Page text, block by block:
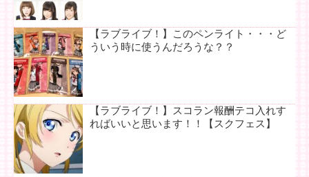
【ラブライブ！】このペンライト・・・ど
ういう時に使うんだろうな？？
【ラブライブ！】スコラン報酬テコ入れす
ればいいと思います！！【スクフェス】